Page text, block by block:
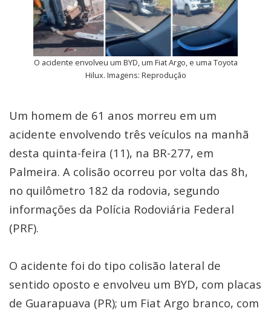
O acidente envolveu um BYD, um Fiat Argo, e uma Toyota
Hilux. Imagens: Reprodução
Um homem de 61 anos morreu em um
acidente envolvendo três veículos na manhã
desta quinta-feira (11), na BR-277, em
Palmeira. A colisão ocorreu por volta das 8h,
no quilômetro 182 da rodovia, segundo
informações da Polícia Rodoviária Federal
(PRF).
O acidente foi do tipo colisão lateral de
sentido oposto e envolveu um BYD, com placas
de Guarapuava (PR); um Fiat Argo branco, com